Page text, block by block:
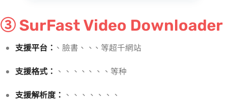
③ SurFast Video Downloader
支援平台： YouTube、臉書、IG、TikTok、等超千網站
支援格式： MP4、WebM、MOV、AVI、FLV、MKV、MP3、GIF 等 15 种
支援解析度： 8K、4K、2K、1080p、720p、480p、360p、128p